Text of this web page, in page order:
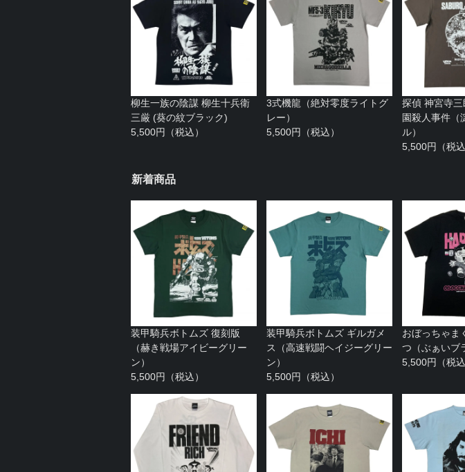
柳生一族の陰謀 柳生十兵衛
三厳 (葵の紋ブラック)
5,500円（税込）
3式機龍（絶対零度ライトグ
レー）
5,500円（税込）
探偵 神宮寺
園殺人事件（
ル）
5,500円（税込
新着商品
装甲騎兵ボトムズ 復刻版
（赫き戦場アイビーグリー
ン）
5,500円（税込）
装甲騎兵ボトムズ ギルガメ
ス（高速戦闘ヘイジーグリー
ン）
5,500円（税込）
おぼっちゃま
つ（ぶぁいブ
5,500円（税込